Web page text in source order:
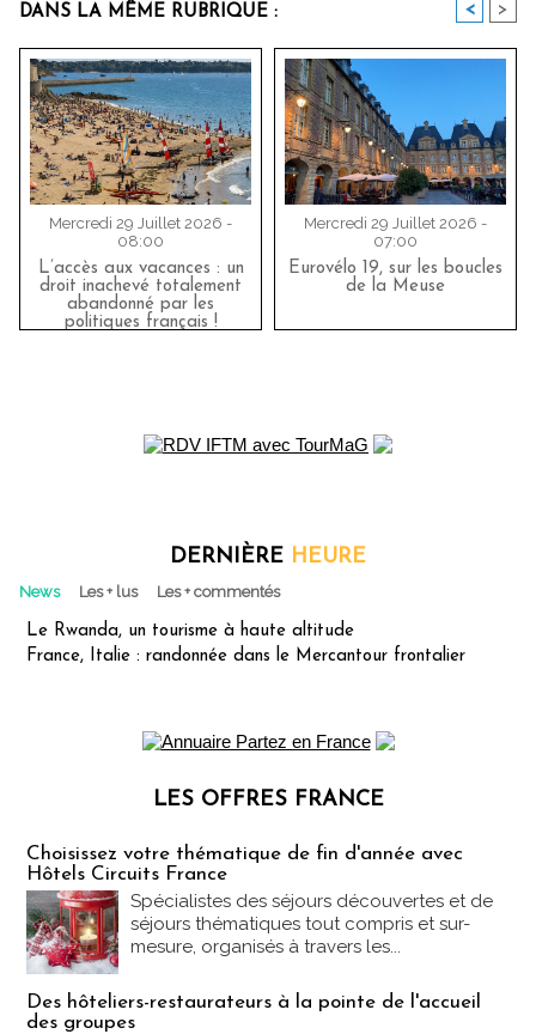
DANS LA MÊME RUBRIQUE : < >
Mercredi 29 Juillet 2026 -
08:00
L’accès aux vacances : un
droit inachevé totalement
abandonné par les
politiques français !
Mercredi 29 Juillet 2026 -
07:00
Eurovélo 19, sur les boucles
de la Meuse
DERNIÈRE HEURE
News Les + lus Les + commentés
Le Rwanda, un tourisme à haute altitude
France, Italie : randonnée dans le Mercantour frontalier
LES OFFRES FRANCE
Choisissez votre thématique de fin d'année avec
Hôtels Circuits France
Spécialistes des séjours découvertes et de
séjours thématiques tout compris et sur-
mesure, organisés à travers les...
Des hôteliers-restaurateurs à la pointe de l'accueil
des groupes